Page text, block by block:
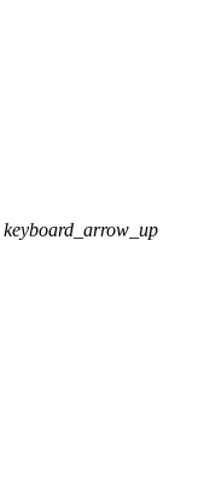
keyboard_arrow_up